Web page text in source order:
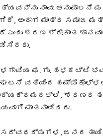
ನಾವು ಅನುಪಾಲನೆ
ಅಂದಾಗ ಮಾತ್ರ ಸಮಾಜ
ಶರಣ ಶ್ರೀಕಾಂತ
ಫ. ಗು. ಹಳಕಟ್ಟಿ
ವತಿಯಿಂದ
‘ಶರಣರ
ಮಾತನಾಡಿದರು.
ಜನರ